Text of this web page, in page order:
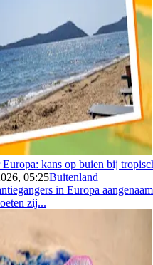
kans op buien bij
05:25Buitenland
in Europa
zij...